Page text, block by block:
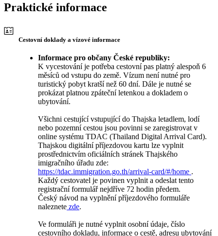
Praktické informace
Cestovní doklady a vízové informace
Informace pro občany České republiky:
K vycestování je potřeba cestovní pas platný alespoň 6
měsíců od vstupu do země. Vízum není nutné pro
turistický pobyt kratší než 60 dní. Dále je nutné se
prokázat platnou zpáteční letenkou a dokladem o
ubytování.
Všichni cestující vstupující do Thajska letadlem, lodí
nebo pozemní cestou jsou povinni se zaregistrovat v
online systému TDAC (Thailand Digital Arrival Card).
Thajskou digitální příjezdovou kartu lze vyplnit
prostřednictvím oficiálních stránek Thajského
imigračního úřadu zde:
https://tdac.immigration.go.th/arrival-card/#/home .
Každý cestovatel je povinen vyplnit a odeslat tento
registrační formulář nejdříve 72 hodin předem.
Český návod na vyplnění příjezdového formuláře
naleznete zde.
Ve formuláři je nutné vyplnit osobní údaje, číslo
cestovního dokladu, informace o cestě, adresu ubytování